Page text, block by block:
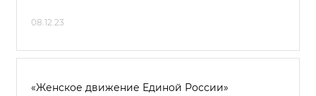
08.12.23
«Женское движение Единой России»